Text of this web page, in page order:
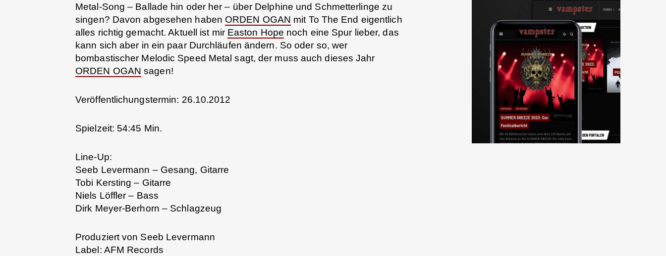
Metal-Song – Ballade hin oder her – über Delphine und Schmetterlinge zu
singen? Davon abgesehen haben ORDEN OGAN mit To The End eigentlich
alles richtig gemacht. Aktuell ist mir Easton Hope noch eine Spur lieber, das
kann sich aber in ein paar Durchläufen ändern. So oder so, wer
bombastischer Melodic Speed Metal sagt, der muss auch dieses Jahr
ORDEN OGAN sagen!
Veröffentlichungstermin: 26.10.2012
Spielzeit: 54:45 Min.
Line-Up:
Seeb Levermann – Gesang, Gitarre
Tobi Kersting – Gitarre
Niels Löffler – Bass
Dirk Meyer-Berhorn – Schlagzeug
Produziert von Seeb Levermann
Label: AFM Records